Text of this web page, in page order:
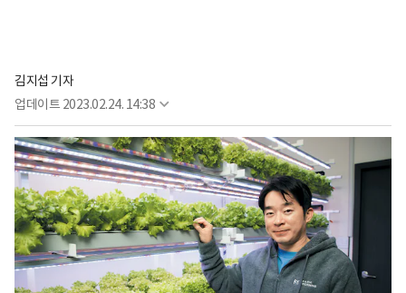
김지섭 기자
업데이트 2023.02.24. 14:38